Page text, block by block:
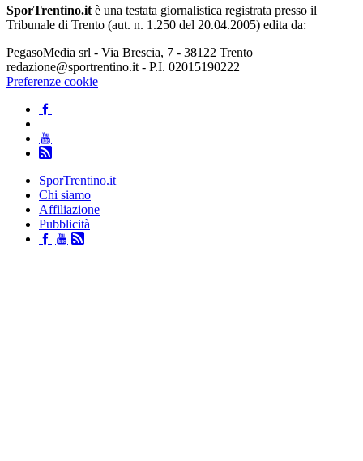
SporTrentino.it è una testata giornalistica registrata presso il
Tribunale di Trento (aut. n. 1.250 del 20.04.2005) edita da:
PegasoMedia srl - Via Brescia, 7 - 38122 Trento
redazione@sportrentino.it - P.I. 02015190222
Preferenze cookie
SporTrentino.it
Chi siamo
Affiliazione
Pubblicità